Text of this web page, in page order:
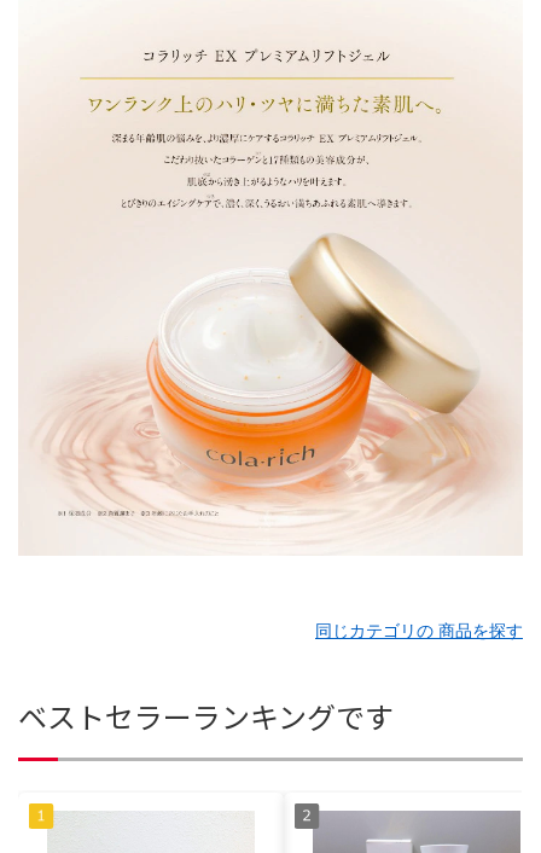
同じカテゴリの 商品を探す
ベストセラーランキングです